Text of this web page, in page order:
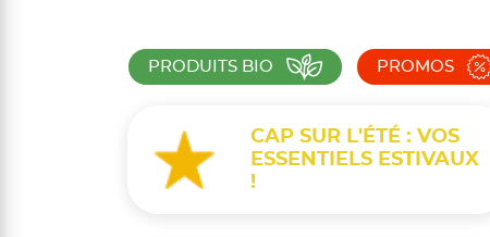
PRODUITS BIO PROMOS
CAP SUR L'ÉTÉ : VOS
ESSENTIELS ESTIVAUX
!